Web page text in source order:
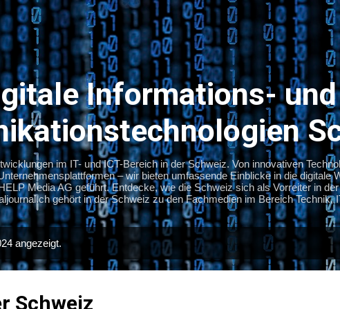
Direkt zum Hauptbereich
Informations- und
im IT- und ICT-Bereich in der Schweiz. Von innovativen
– wir bieten umfassende Einblicke in die digitale
Media AG geführt. Entdecke, wie die Schweiz sich als Vorreiter in
gehört in der Schweiz zu den Fachmedien im Bereich Technik,
angezeigt.
Schweiz